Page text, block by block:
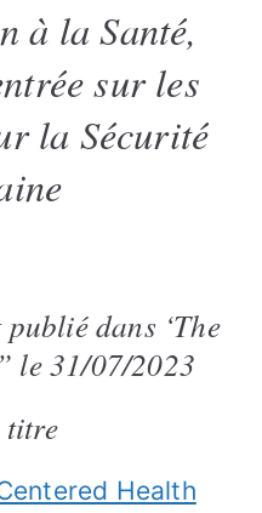
à la Santé,
sur les
la Sécurité
dans ‘The
le 31/07/2023
titre
Health